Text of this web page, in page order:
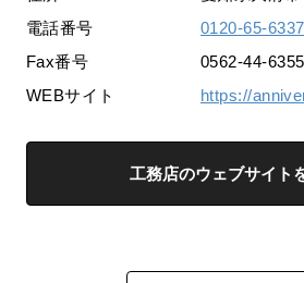
電話番号
0120-65-6337
Fax番号
0562-44-6355
WEBサイト
https://
工務店のウェブサイト